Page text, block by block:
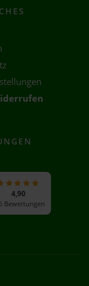
4,90
Bewertungen